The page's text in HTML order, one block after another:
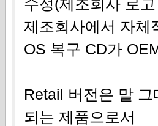
제조회사에서 자체
OS 복구 CD가
Retail 버전은 말
되는 제품으로서